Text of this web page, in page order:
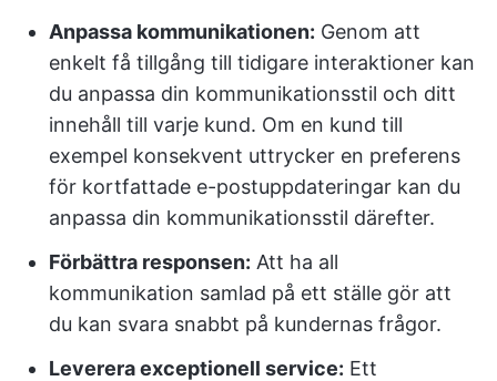
Anpassa kommunikationen: Genom att
enkelt få tillgång till tidigare interaktioner kan
du anpassa din kommunikationsstil och ditt
innehåll till varje kund. Om en kund till
exempel konsekvent uttrycker en preferens
för kortfattade e-postuppdateringar kan du
anpassa din kommunikationsstil därefter.
Förbättra responsen: Att ha all
kommunikation samlad på ett ställe gör att
du kan svara snabbt på kundernas frågor.
Leverera exceptionell service: Ett